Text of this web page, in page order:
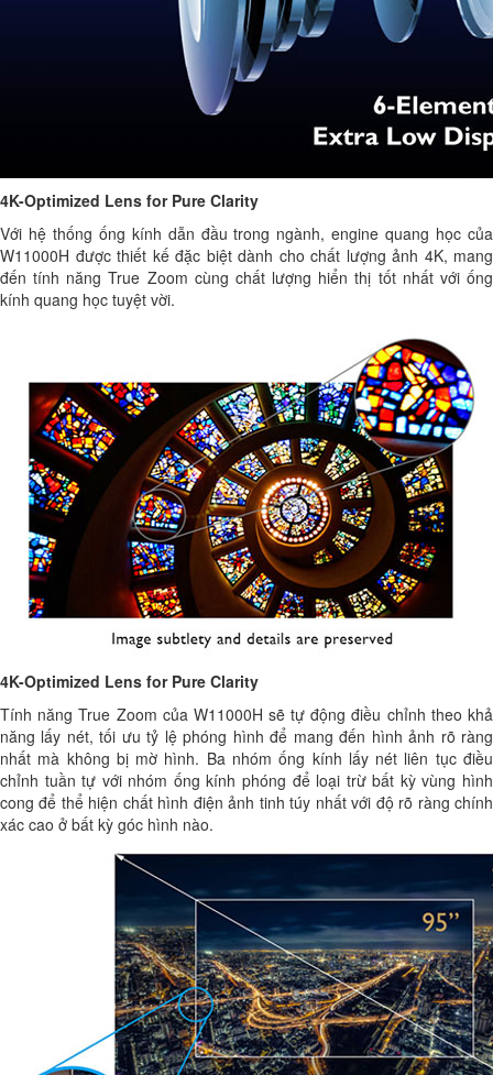
4K-Optimized Lens for Pure Clarity
Với hệ thống ống kính dẫn đầu trong ngành, engine quang học của
W11000H được thiết kế đặc biệt dành cho chất lượng ảnh 4K, mang
đến tính năng True Zoom cùng chất lượng hiển thị tốt nhất với ống
kính quang học tuyệt vời.
4K-Optimized Lens for Pure Clarity
Tính năng True Zoom của W11000H sẽ tự động điều chỉnh theo khả
năng lấy nét, tối ưu tỷ lệ phóng hình để mang đến hình ảnh rõ ràng
nhất mà không bị mờ hình. Ba nhóm ống kính lấy nét liên tục điều
chỉnh tuần tự với nhóm ống kính phóng để loại trừ bất kỳ vùng hình
cong để thể hiện chất hình điện ảnh tinh túy nhất với độ rõ ràng chính
xác cao ở bất kỳ góc hình nào.